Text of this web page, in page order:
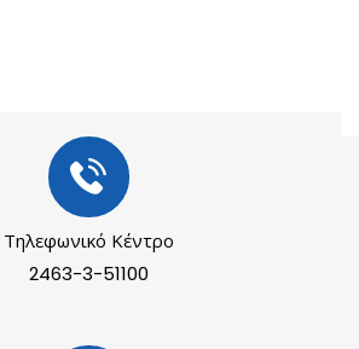
Τηλεφωνικό Κέντρο
2463-3-51100